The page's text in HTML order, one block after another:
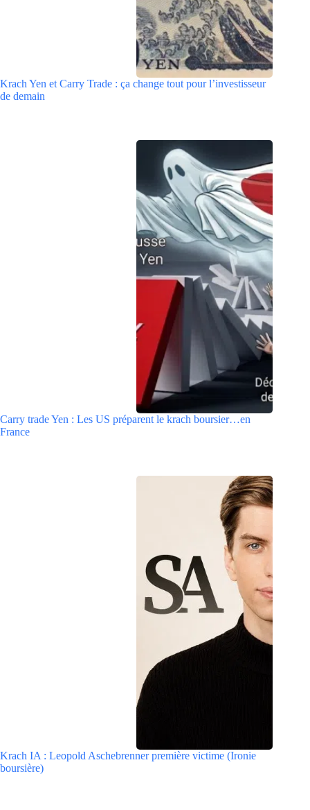
Krach Yen et Carry Trade : ça change tout pour l’investisseur
de demain
Carry trade Yen : Les US préparent le krach boursier…en
France
Krach IA : Leopold Aschebrenner première victime (Ironie
boursière)